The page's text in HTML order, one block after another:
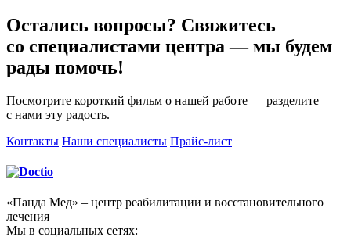
Остались вопросы? Свяжитесь
со специалистами центра — мы будем
рады помочь!
Посмотрите короткий фильм о нашей работе — разделите
с нами эту радость.
Контакты Наши специалисты Прайс-лист
«Панда Мед» – центр реабилитации и восстановительного
лечения
Мы в социальных сетях: